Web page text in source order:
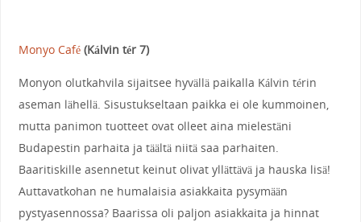
Monyo Café (Kálvin tér 7)
Monyon olutkahvila sijaitsee hyvällä paikalla Kálvin térin
aseman lähellä. Sisustukseltaan paikka ei ole kummoinen,
mutta panimon tuotteet ovat olleet aina mielestäni
Budapestin parhaita ja täältä niitä saa parhaiten.
Baaritiskille asennetut keinut olivat yllättävä ja hauska lisä!
Auttavatkohan ne humalaisia asiakkaita pysymään
pystyasennossa? Baarissa oli paljon asiakkaita ja hinnat